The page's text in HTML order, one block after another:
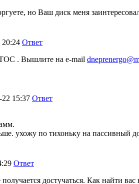
но Ваш диск меня
20:24 Ответ
. Вышлите на e-mail
22 15:37 Ответ
ухожу по тихоньку на пассивный
Ответ
достучаться. Как найти